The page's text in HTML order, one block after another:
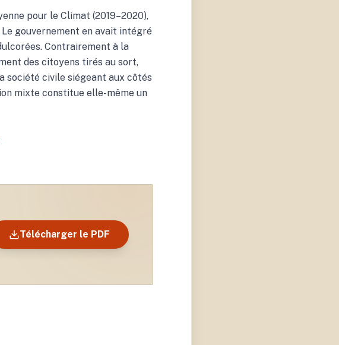
pour le Climat (2019–2020),
gouvernement en avait intégré
Contrairement à la
des citoyens tirés au sort,
société civile siégeant aux côtés
mixte constitue elle-même un
Télécharger le PDF